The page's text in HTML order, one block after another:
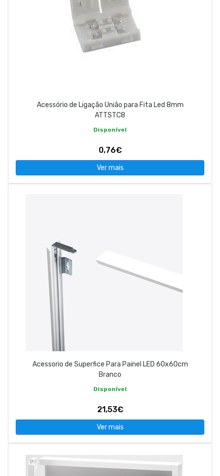
Acessório de Ligação União para Fita Led 8mm
ATTSTC8
Disponível
0,76€
Ver mais
Acessorio de Superfice Para Painel LED 60x60cm
Branco
Disponível
21,53€
Ver mais